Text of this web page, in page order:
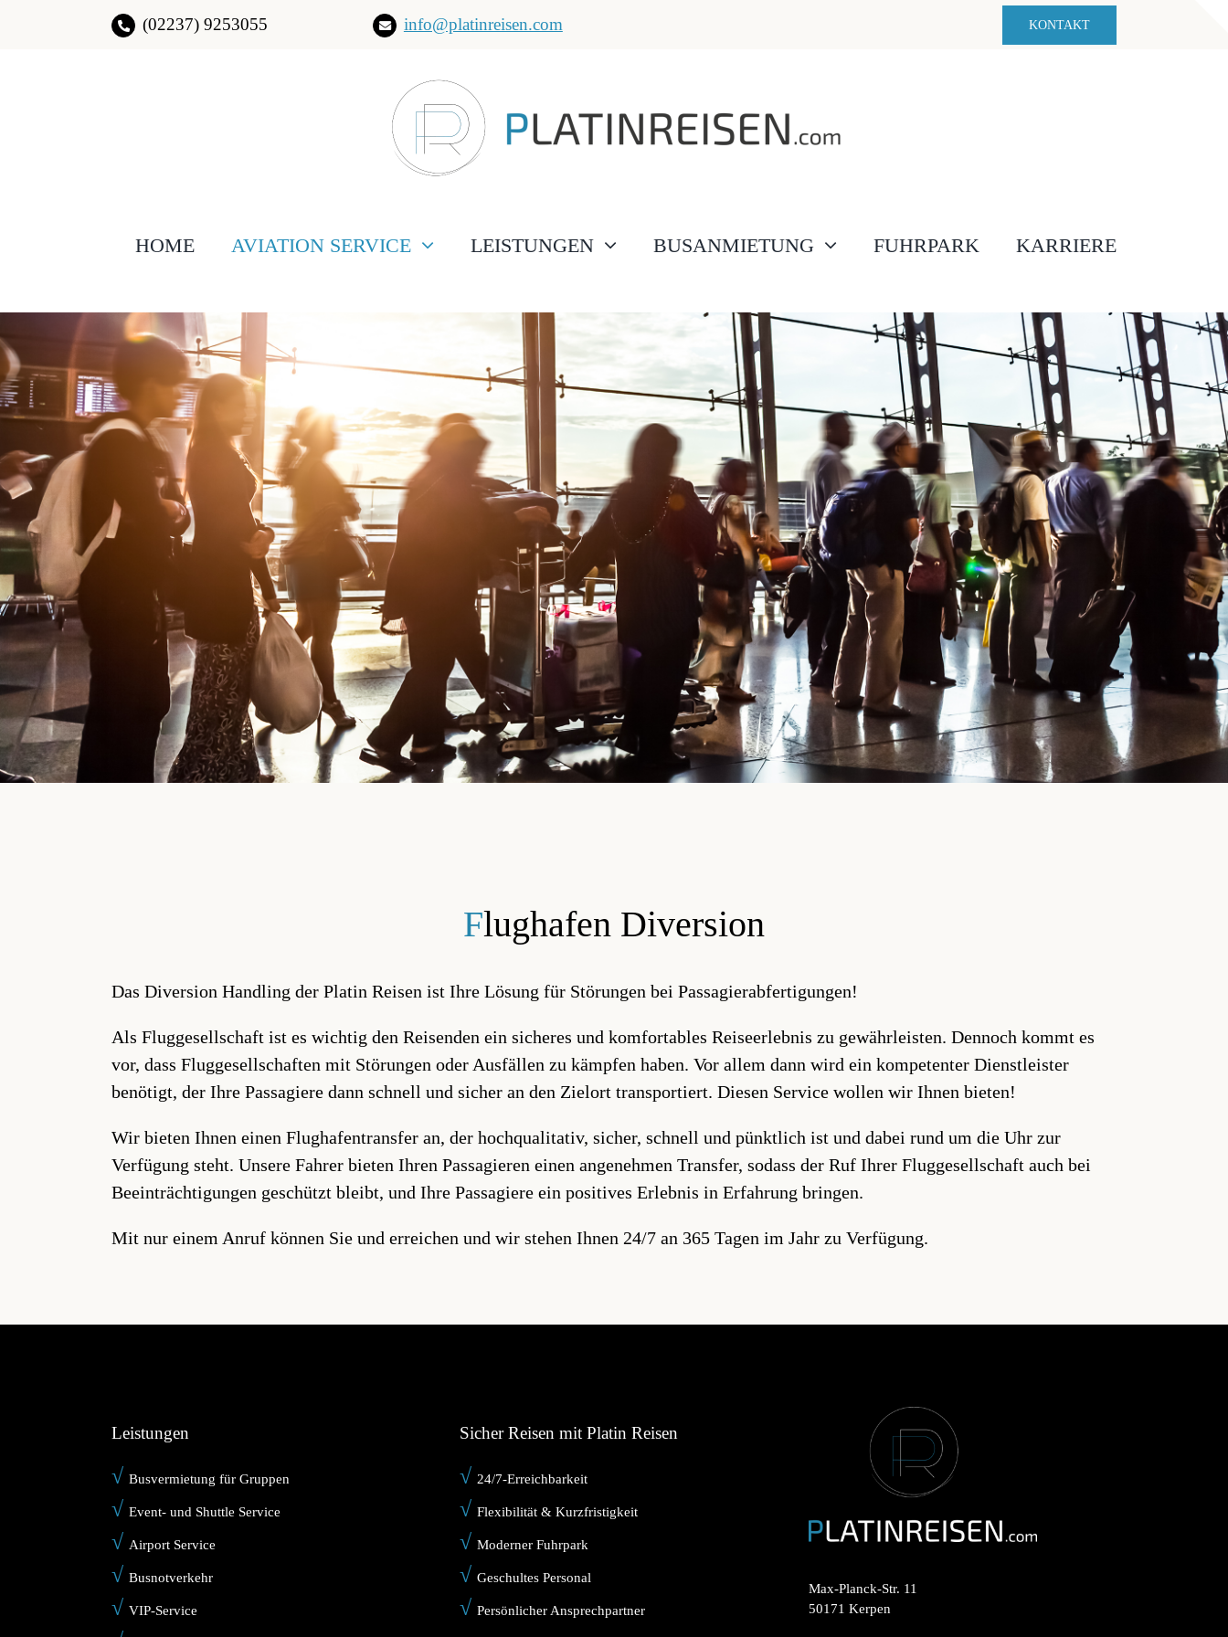
(02237) 9253055 info@platinreisen.com KONTAKT
HOME AVIATION SERVICE LEISTUNGEN BUSANMIETUNG FUHRPARK KARRIERE
Flughafen Diversion
Das Diversion Handling der Platin Reisen ist Ihre Lösung für Störungen bei Passagierabfertigungen!
Als Fluggesellschaft ist es wichtig den Reisenden ein sicheres und komfortables Reiseerlebnis zu gewährleisten. Dennoch kommt es
vor, dass Fluggesellschaften mit Störungen oder Ausfällen zu kämpfen haben. Vor allem dann wird ein kompetenter Dienstleister
benötigt, der Ihre Passagiere dann schnell und sicher an den Zielort transportiert. Diesen Service wollen wir Ihnen bieten!
Wir bieten Ihnen einen Flughafentransfer an, der hochqualitativ, sicher, schnell und pünktlich ist und dabei rund um die Uhr zur
Verfügung steht. Unsere Fahrer bieten Ihren Passagieren einen angenehmen Transfer, sodass der Ruf Ihrer Fluggesellschaft auch bei
Beeinträchtigungen geschützt bleibt, und Ihre Passagiere ein positives Erlebnis in Erfahrung bringen.
Mit nur einem Anruf können Sie und erreichen und wir stehen Ihnen 24/7 an 365 Tagen im Jahr zu Verfügung.
Leistungen
√ Busvermietung für Gruppen
√ Event- und Shuttle Service
√ Airport Service
√ Busnotverkehr
√ VIP-Service
Sicher Reisen mit Platin Reisen
√ 24/7-Erreichbarkeit
√Flexibilität & Kurzfristigkeit
√Moderner Fuhrpark
√Geschultes Personal
√Persönlicher Ansprechpartner
Max-Planck-Str. 11
50171 Kerpen